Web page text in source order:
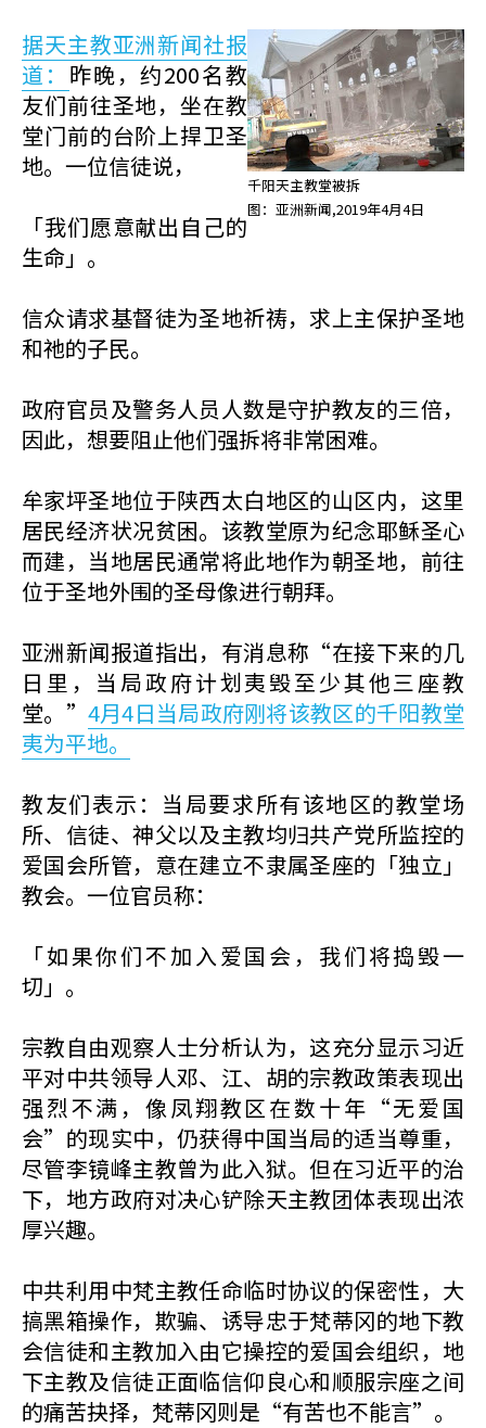
千阳天主教堂被拆
图：亚洲新闻,2019年4月4日
据天主教亚洲新闻社报
道： 昨晚，约200名教
友们前往圣地，坐在教
堂门前的台阶上捍卫圣
地。一位信徒说，
「我们愿意献出自己的
生命」。
信众请求基督徒为圣地祈祷，求上主保护圣地
和祂的子民。
政府官员及警务人员人数是守护教友的三倍，
因此，想要阻止他们强拆将非常困难。
牟家坪圣地位于陕西太白地区的山区内，这里
居民经济状况贫困。该教堂原为纪念耶稣圣心
而建，当地居民通常将此地作为朝圣地，前往
位于圣地外围的圣母像进行朝拜。
亚洲新闻报道指出，有消息称“在接下来的几
日里，当局政府计划夷毁至少其他三座教
堂。” 4月4日当局政府刚将该教区的千阳教堂
夷为平地。
教友们表示：当局要求所有该地区的教堂场
所、信徒、神父以及主教均归共产党所监控的
爱国会所管，意在建立不隶属圣座的「独立」
教会。一位官员称：
「如果你们不加入爱国会，我们将捣毁一
切」。
宗教自由观察人士分析认为，这充分显示习近
平对中共领导人邓、江、胡的宗教政策表现出
强烈不满，像凤翔教区在数十年“无爱国
会”的现实中，仍获得中国当局的适当尊重，
尽管李镜峰主教曾为此入狱。但在习近平的治
下，地方政府对决心铲除天主教团体表现出浓
厚兴趣。
中共利用中梵主教任命临时协议的保密性，大
搞黑箱操作，欺骗、诱导忠于梵蒂冈的地下教
会信徒和主教加入由它操控的爱国会组织，地
下主教及信徒正面临信仰良心和顺服宗座之间
的痛苦抉择，梵蒂冈则是“有苦也不能言”。